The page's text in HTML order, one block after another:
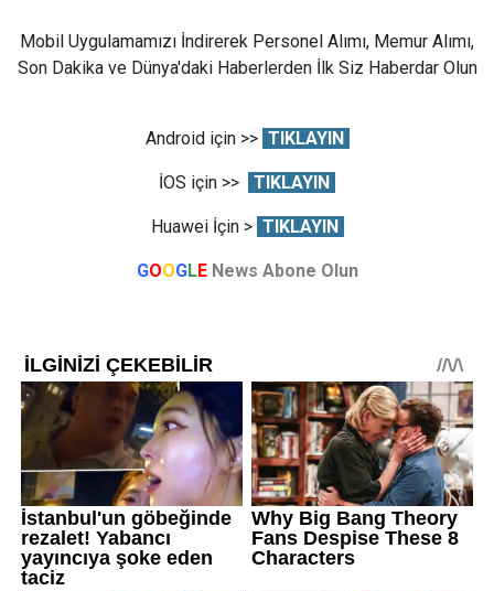
Mobil Uygulamamızı İndirerek Personel Alımı, Memur Alımı,
Son Dakika ve Dünya'daki Haberlerden İlk Siz Haberdar Olun
Android için >> TIKLAYIN
İOS için >> TIKLAYIN
Huawei İçin > TIKLAYIN
GOOGLE News Abone Olun